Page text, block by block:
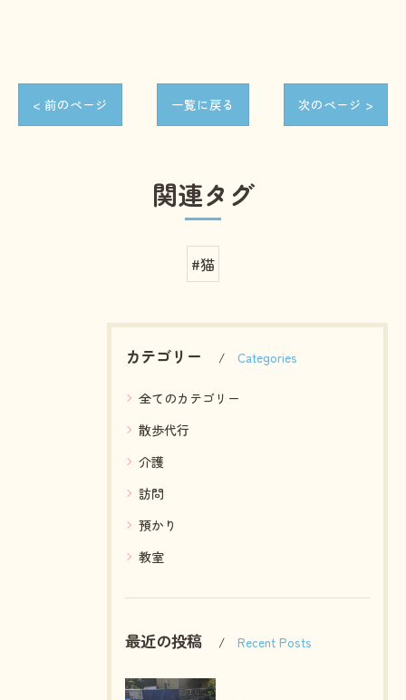
< 前のページ 一覧に戻る 次のページ >
関連タグ
#猫
カテゴリー Categories
全てのカテゴリー
散歩代行
介護
訪問
預かり
教室
最近の投稿 Recent Posts